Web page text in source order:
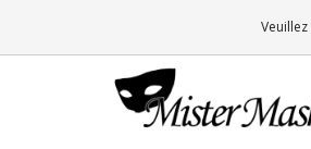
GRATIS BEZORGING